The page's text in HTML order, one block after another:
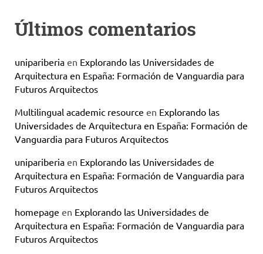
Últimos comentarios
unipariberia en Explorando las Universidades de
Arquitectura en España: Formación de Vanguardia para
Futuros Arquitectos
Multilingual academic resource en Explorando las
Universidades de Arquitectura en España: Formación de
Vanguardia para Futuros Arquitectos
unipariberia en Explorando las Universidades de
Arquitectura en España: Formación de Vanguardia para
Futuros Arquitectos
homepage en Explorando las Universidades de
Arquitectura en España: Formación de Vanguardia para
Futuros Arquitectos